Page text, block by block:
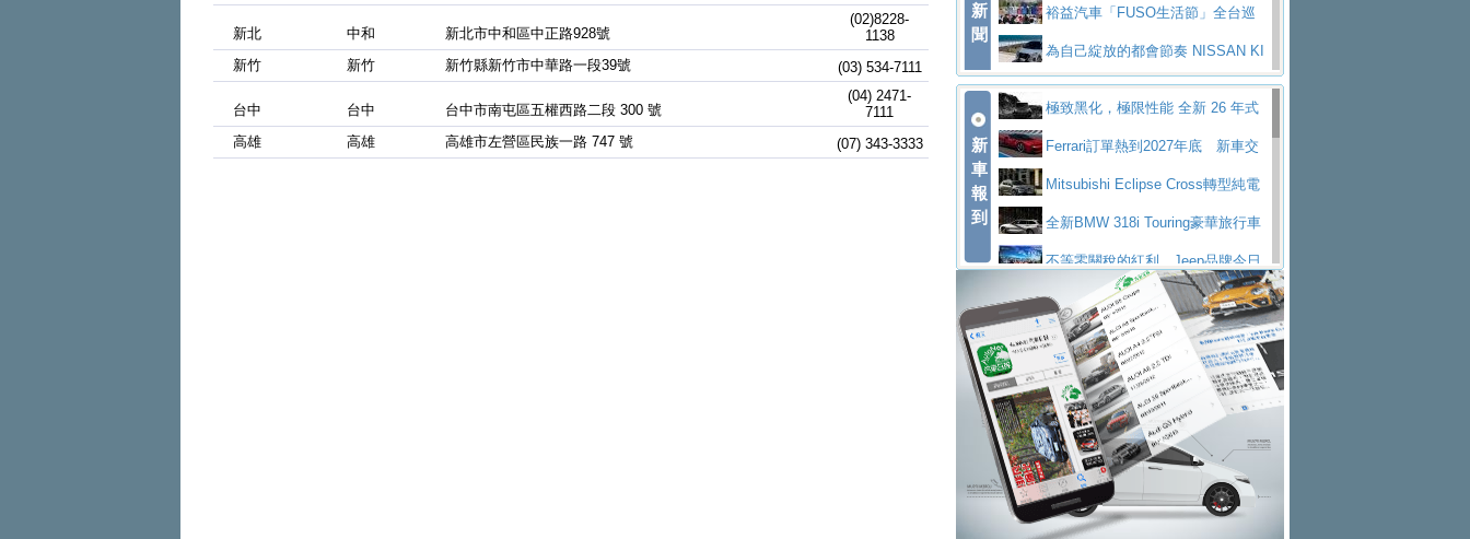
新北 中和 新北市中和區中正路928號
(02)8228-
1138
新竹
新竹 新竹縣新竹市中華路一段39號 (03) 534-7111
台中 台中 台中市南屯區五權西路二段 300 號
(04) 2471-
7111
高雄
高雄 高雄市左營區民族一路 747 號 (07) 343-3333
新
聞
驅精神的純電新詮釋
裕益汽車「FUSO生活節」全台巡
迴 結合生活體驗、交通安全與購車優惠
為自己綻放的都會節奏 NISSAN KI
CKS SAKURA為品味獨具層峰買家打造的頂級座
駕，MAZDA CX-90 33T AWD Premium Ca
ptain Seat
EV
技的座駕! Ford Territory中型油電休旅
SO Super Great今日在台登場，結合先進安
ntis四品牌經銷權，全新多品牌旗艦展示中
心開幕啟用
屏東特搜大隊再添新利器 SITRAK
救助器材車買氣不衰、SUZUKI經銷商勇於開啟
全新大店，新北都鈴木占地500坪土城旗艦
展示中心開幕
2025第七屆ISUZU運轉職人挑戰賽
熱血登場 展現極致車技與專業職人精神
H2GP世界總決賽圓滿落幕 台灣團
隊表現精彩淨零減碳指標性應用 純電動水泥預
拌車 消防車除了滅火裝備還需要什麼？
一探SITRAK “準” 消防車的究竟
大益金龍初試啼聲，汽柴油5噸貨車
新
車
報
到
極致黑化，極限性能 全新 26 年式
DEFENDER OCTA BLACK 限量登台
Ferrari訂單熱到2027年底 新車交
付至少得等一年以上
Mitsubishi Eclipse Cross轉型純電
休旅 87kWh電池續航超過600公里
全新BMW 318i Touring豪華旅行車
全台限量200台 進化現型
不等零關稅的紅利，Jeep品牌今日
起展開首批車交車
Volvo EX60 即將叩關，靜肅性、底
盤與數位介面搶先揭露
Audi Q9 將於 2026 年底上市 旗艦
大型 SUV 鎖定七人座豪華市場
BMW攜手漫威電影【蜘蛛人：重生
日】 Skoda 發表全新 Peaq 內裝：七人
座純電旗艦 SUV，行李廂最大可達 935 公
升
全新純電 Mercedes-Benz C 400 4
MATIC Electric 登場
奢華與科技大躍進，MAZDA全新3
代CX-5全方位進化提前亮相並展開預售94.9
馬自達公布 2027 年式 MX-5 更